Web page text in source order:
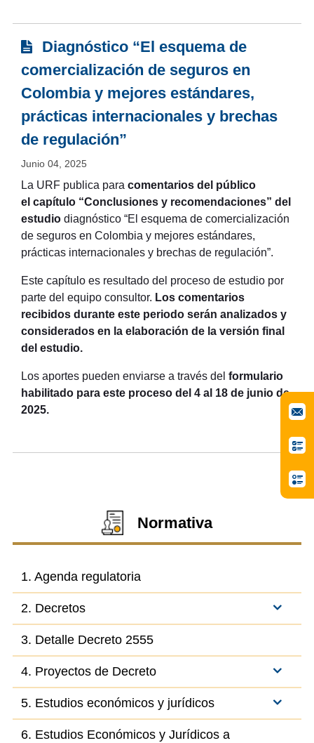
Diagnóstico “El esquema de
comercialización de seguros en
Colombia y mejores estándares,
prácticas internacionales y brechas
de regulación”
Junio 04, 2025
La URF publica para comentarios del público
el capítulo “Conclusiones y recomendaciones” del
estudio diagnóstico “El esquema de comercialización
de seguros en Colombia y mejores estándares,
prácticas internacionales y brechas de regulación”.
Este capítulo es resultado del proceso de estudio por
parte del equipo consultor. Los comentarios
recibidos durante este periodo serán analizados y
considerados en la elaboración de la versión final
del estudio.
Los aportes pueden enviarse a través del formulario
habilitado para este proceso del 4 al 18 de junio de
2025.
Normativa
1. Agenda regulatoria
2. Decretos
3. Detalle Decreto 2555
4. Proyectos de Decreto
5. Estudios económicos y jurídicos
6. Estudios Económicos y Jurídicos a